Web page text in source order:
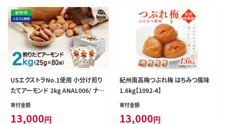
USエクストラNo.1使用 小分け煎り
たてアーモンド 2kg ANAL006/ ナッ
ツ 素焼きアーモンド 無添加 ドライ
輸入 無塩 添加物不使用 植物油不使
寄付金額
13,000円
紀州南高梅つぶれ梅 はちみつ風味
1.6kg【1092-4】
寄付金額
13,000円